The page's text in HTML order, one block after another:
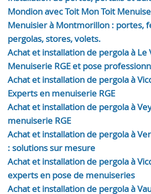
Mondion avec Toit Mon Toit
Menuisier à Montmorillon : portes,
pergolas, stores, volets.
Achat et installation de pergola à
Menuiserie RGE et pose
Achat et installation de pergola à
Experts en menuiserie RGE
Achat et installation de pergola à
menuiserie RGE
Achat et installation de pergola à
: solutions sur mesure
Achat et installation de pergola à
experts en pose de menuiseries
Achat et installation de pergola à